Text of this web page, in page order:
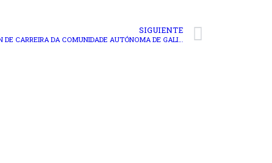
SIGUIENTE
CONVOCATORIA PÚBLICA DOS PREMIOS FIN DE CARREIRA DA COMUNIDADE AUTÓNOMA DE GALICIA